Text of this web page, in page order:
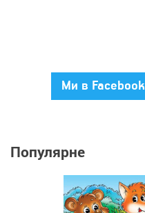
Ми в Facebook
Популярне